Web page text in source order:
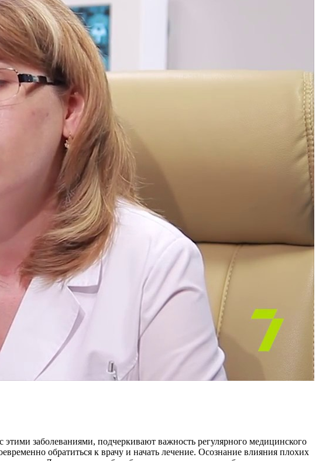
заболеваниями, подчеркивают важность регулярного медицинского
обратиться к врачу и начать лечение. Осознание влияния плохих